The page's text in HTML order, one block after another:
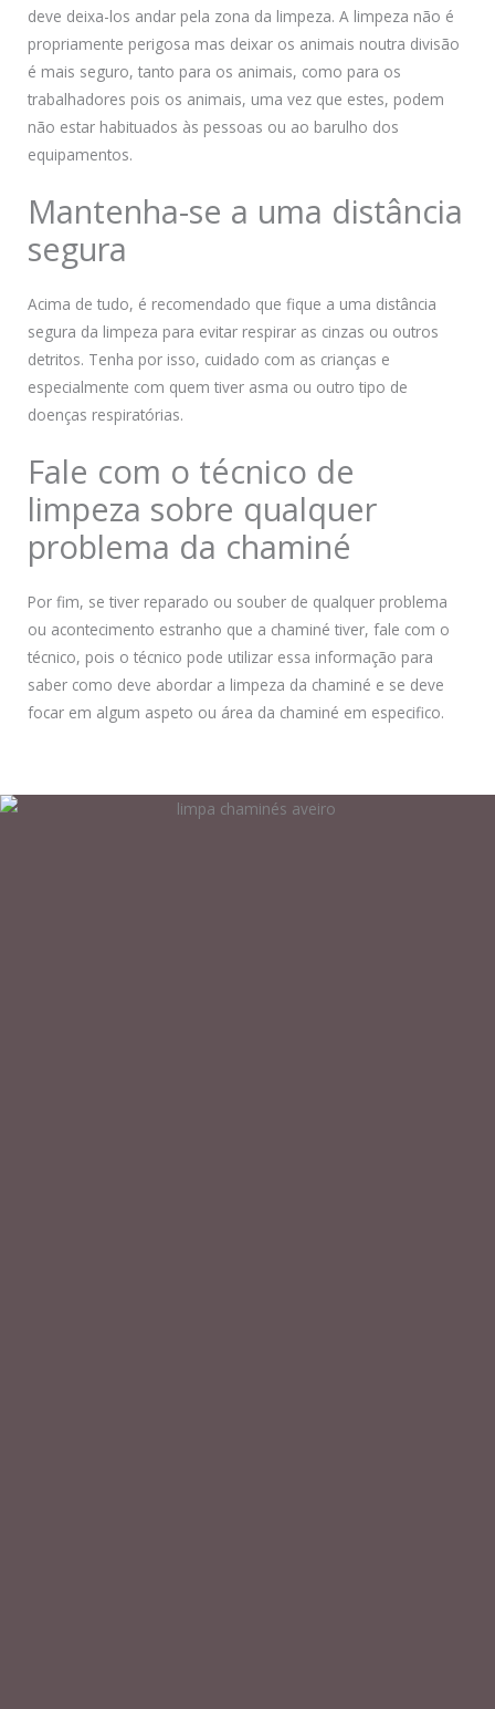
deve deixa-los andar pela zona da limpeza. A limpeza não é
propriamente perigosa mas deixar os animais noutra divisão
é mais seguro, tanto para os animais, como para os
trabalhadores pois os animais, uma vez que estes, podem
não estar habituados às pessoas ou ao barulho dos
equipamentos.
Mantenha-se a uma distância
segura
Acima de tudo, é recomendado que fique a uma distância
segura da limpeza para evitar respirar as cinzas ou outros
detritos. Tenha por isso, cuidado com as crianças e
especialmente com quem tiver asma ou outro tipo de
doenças respiratórias.
Fale com o técnico de
limpeza sobre qualquer
problema da chaminé
Por fim, se tiver reparado ou souber de qualquer problema
ou acontecimento estranho que a chaminé tiver, fale com o
técnico, pois o técnico pode utilizar essa informação para
saber como deve abordar a limpeza da chaminé e se deve
focar em algum aspeto ou área da chaminé em especifico.